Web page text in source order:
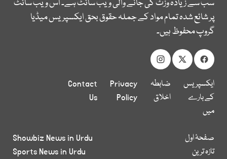
سب سے زیادہ وزٹ کی جانے والی ویب سائٹ ہے۔ اس ویب سائٹ
پر شائع شدہ تمام مواد کے جملہ حقوق بحق ایکسپریس میڈیا
گروپ محفوظ ہیں۔
ایکسپریس
کے بارے
میں
ضابطہ
اخلاق
Privacy
Policy
Contact
Us
صفحۂ اول
تازہ ترین
Showbiz News in Urdu
Sports News in Urdu